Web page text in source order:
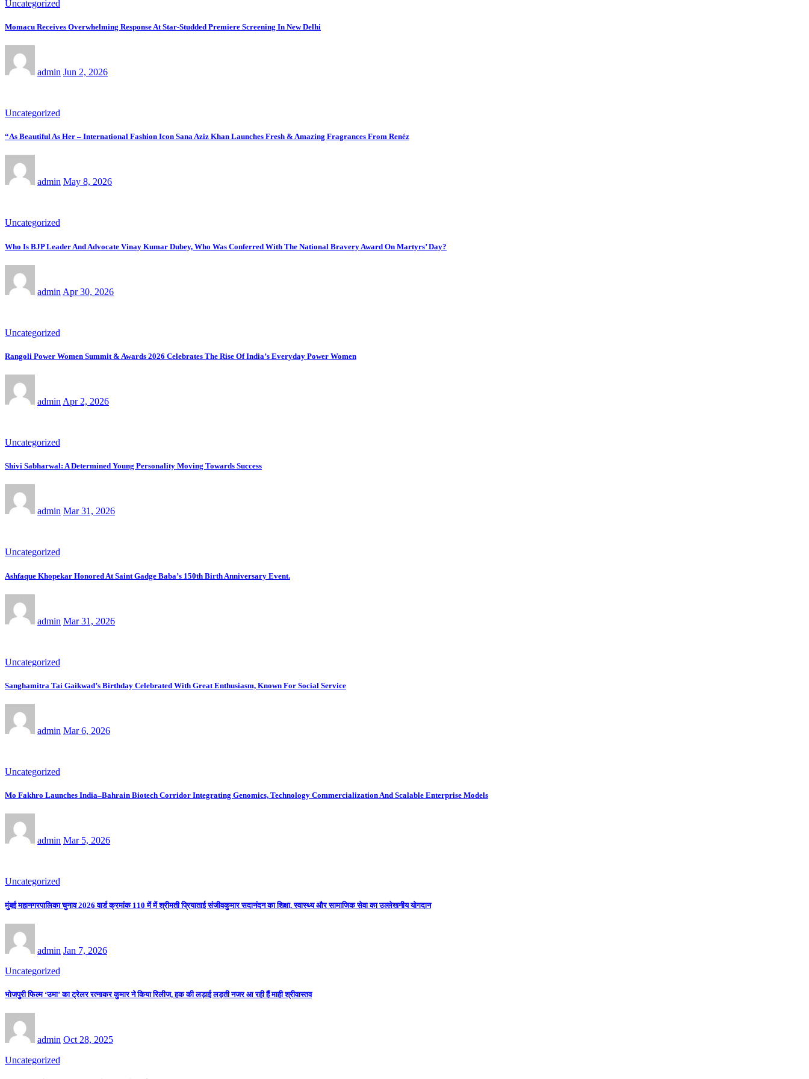
Uncategorized
Momacu Receives Overwhelming Response At Star-Studded Premiere Screening In New Delhi
admin Jun 2, 2026
Uncategorized
“As Beautiful As Her – International Fashion Icon Sana Aziz Khan Launches Fresh & Amazing Fragrances From Renéz
admin May 8, 2026
Uncategorized
Who Is BJP Leader And Advocate Vinay Kumar Dubey, Who Was Conferred With The National Bravery Award On Martyrs’ Day?
admin Apr 30, 2026
Uncategorized
Rangoli Power Women Summit & Awards 2026 Celebrates The Rise Of India’s Everyday Power Women
admin Apr 2, 2026
Uncategorized
Shivi Sabharwal: A Determined Young Personality Moving Towards Success
admin Mar 31, 2026
Uncategorized
Ashfaque Khopekar Honored At Saint Gadge Baba’s 150th Birth Anniversary Event.
admin Mar 31, 2026
Uncategorized
Sanghamitra Tai Gaikwad’s Birthday Celebrated With Great Enthusiasm, Known For Social Service
admin Mar 6, 2026
Uncategorized
Mo Fakhro Launches India–Bahrain Biotech Corridor Integrating Genomics, Technology Commercialization And Scalable Enterprise Models
admin Mar 5, 2026
Uncategorized
मुंबई महानगरपालिका चुनाव 2026 वार्ड क्रमांक 110 में में श्रीमती प्रियाताई संजीवकुमार सदानंदन का शिक्षा, स्वास्थ्य और सामाजिक सेवा का उल्लेखनीय योगदान
admin Jan 7, 2026
Uncategorized
भोजपुरी फिल्म ‘उमा’ का ट्रेलर रत्नाकर कुमार ने किया रिलीज, हक की लड़ाई लड़ती नजर आ रही हैं माही श्रीवास्तव
admin Oct 28, 2025
Uncategorized